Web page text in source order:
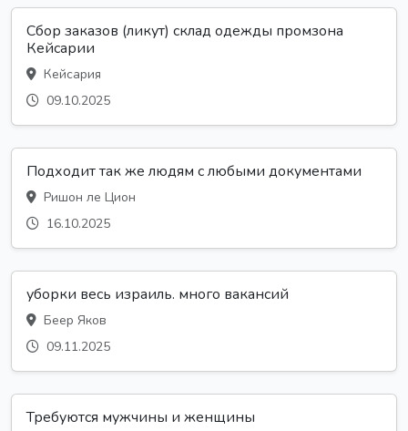
Сбор заказов (ликут) склад одежды промзона
Кейсарии
Кейсария
09.10.2025
Подходит так же людям с любыми документами
Ришон ле Цион
16.10.2025
уборки весь израиль. много вакансий
Беер Яков
09.11.2025
Требуются мужчины и женщины